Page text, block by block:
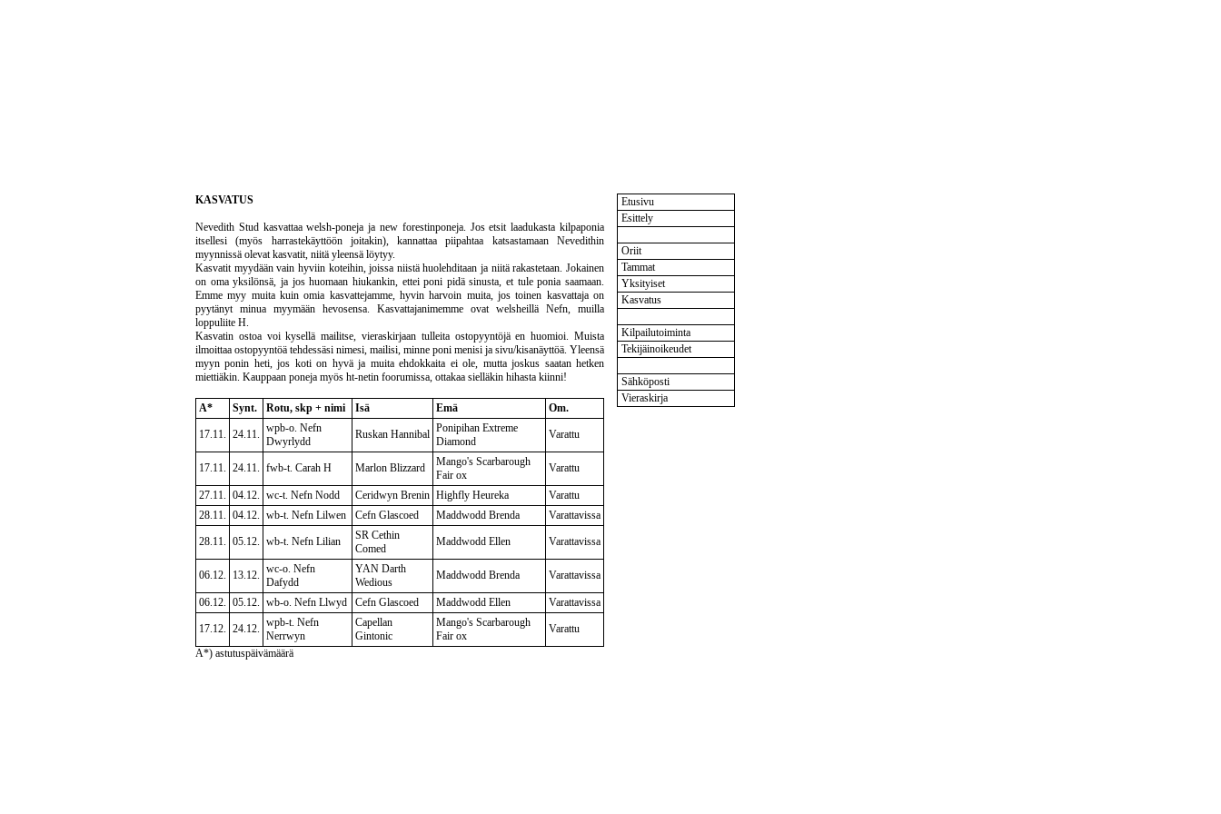
KASVATUS
Nevedith Stud kasvattaa welsh-poneja ja new forestinponeja. Jos etsit laadukasta kilpaponia
itsellesi (myös harrastekäyttöön joitakin), kannattaa piipahtaa katsastamaan Nevedithin
myynnissä olevat kasvatit, niitä yleensä löytyy.
Kasvatit myydään vain hyviin koteihin, joissa niistä huolehditaan ja niitä rakastetaan. Jokainen
on oma yksilönsä, ja jos huomaan hiukankin, ettei poni pidä sinusta, et tule ponia saamaan.
Emme myy muita kuin omia kasvattejamme, hyvin harvoin muita, jos toinen kasvattaja on
pyytänyt minua myymään hevosensa. Kasvattajanimemme ovat welsheillä Nefn, muilla
loppuliite H.
Kasvatin ostoa voi kysellä mailitse, vieraskirjaan tulleita ostopyyntöjä en huomioi. Muista
ilmoittaa ostopyyntöä tehdessäsi nimesi, mailisi, minne poni menisi ja sivu/kisanäyttöä. Yleensä
myyn ponin heti, jos koti on hyvä ja muita ehdokkaita ei ole, mutta joskus saatan hetken
miettiäkin. Kauppaan poneja myös ht-netin foorumissa, ottakaa sielläkin hihasta kiinni!
A* Synt. Rotu, skp + nimi Isä Emä Om.
17.11. 24.11. wpb-o. Nefn
Dwyrlydd
Ruskan Hannibal Ponipihan Extreme
Diamond
Varattu
17.11. 24.11. fwb-t. Carah H Marlon Blizzard
Mango's Scarbarough
Fair ox
Varattu
27.11. 04.12. wc-t. Nefn Nodd Ceridwyn Brenin Highfly Heureka
Varattu
28.11. 04.12. wb-t. Nefn Lilwen Cefn Glascoed Maddwodd Brenda Varattavissa
28.11. 05.12. wb-t. Nefn Lilian
SR Cethin
Comed
Maddwodd Ellen Varattavissa
06.12. 13.12. wc-o. Nefn
Dafydd
YAN Darth
Wedious
Maddwodd Brenda Varattavissa
06.12. 05.12. wb-o. Nefn Llwyd Cefn Glascoed Maddwodd Ellen Varattavissa
17.12. 24.12. wpb-t. Nefn
Nerrwyn
Capellan
Gintonic
Mango's Scarbarough
Fair ox
Varattu
A*) astutuspäivämäärä
Etusivu
Esittely
Oriit
Tammat
Yksityiset
Kasvatus
Kilpailutoiminta
Tekijäinoikeudet
Sähköposti
Vieraskirja